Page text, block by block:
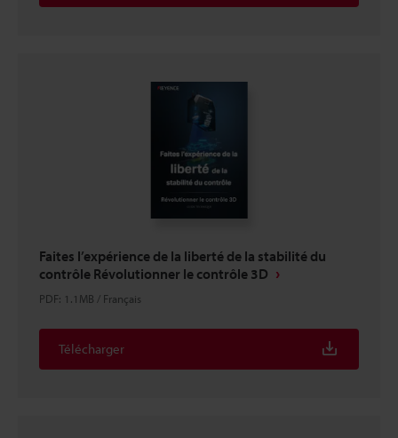
Faites l’expérience de la liberté de la stabilité du
contrôle Révolutionner le contrôle 3D
PDF: 1.1MB / Français
Télécharger